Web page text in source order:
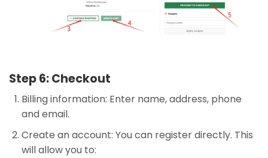
Step 6: Checkout
Billing information: Enter name, address, phone
and email.
Create an account: You can register directly. This
will allow you to: